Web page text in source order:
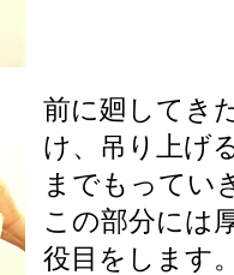
前に廻してき
け、吊り上げ
までもってい
この部分には
役目をします